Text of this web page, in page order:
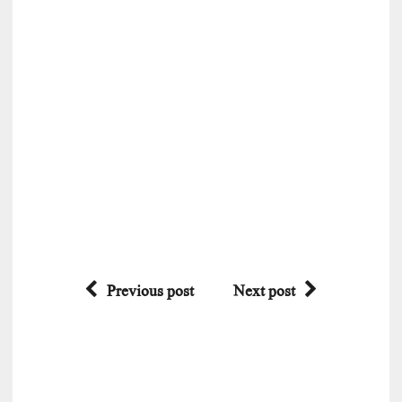
Previous post Next post